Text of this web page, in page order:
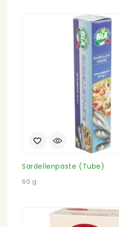
Sardellenpaste (Tube)
60 g